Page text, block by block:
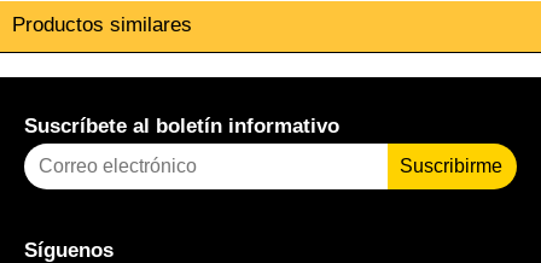
Productos similares
Suscríbete al boletín informativo
Suscribirme
Síguenos